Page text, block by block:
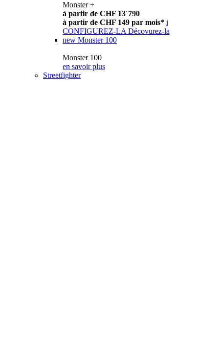
Monster +
à partir de CHF 13´790
à partir de CHF 149 par mois* i
CONFIGUREZ-LA Décovurez-la
new Monster 100
Monster 100
en savoir plus
Streetfighter